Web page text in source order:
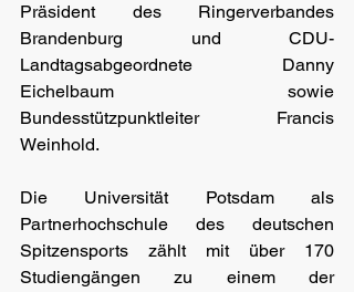
Präsident des Ringerverbandes
Brandenburg und CDU-
Landtagsabgeordnete Danny
Eichelbaum sowie
Bundesstützpunktleiter Francis
Weinhold.
Die Universität Potsdam als
Partnerhochschule des deutschen
Spitzensports zählt mit über 170
Studiengängen zu einem der